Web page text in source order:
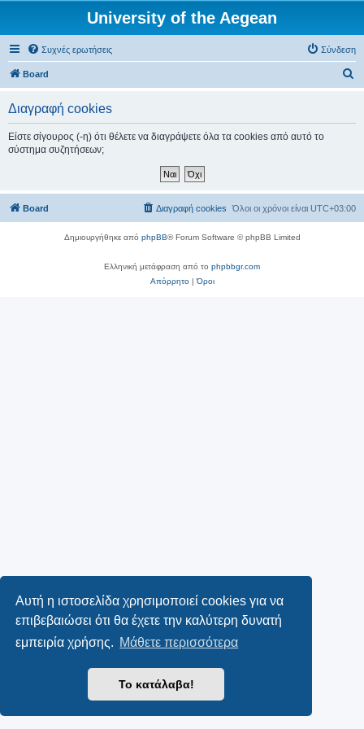
Αυτή η ιστοσελίδα χρησιμοποιεί cookies για να
επιβεβαιώσει ότι θα έχετε την καλύτερη δυνατή
εμπειρία χρήσης. Μάθετε περισσότερα
Το κατάλαβα!
University of the Aegean
Συχνές ερωτήσεις Σύνδεση
Board
σ
Διαγραφή cookies
Είστε σίγουρος (-η) ότι θέλετε να διαγράψετε όλα τα cookies από αυτό το
σύστημα συζητήσεων;
Board Όλοι οι χρόνοι είναι UTC+03:00
Διαγραφή cookies
Δημιουργήθηκε από phpBB® Forum Software © phpBB Limited
Ελληνική μετάφραση από το phpbbgr.com
Απόρρητο|Όροι